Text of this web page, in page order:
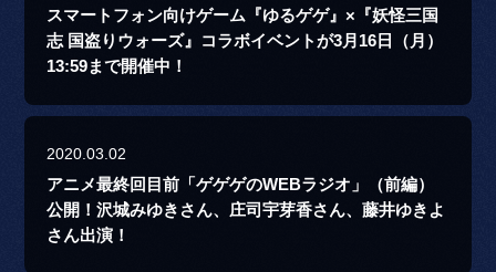
スマートフォン向けゲーム『ゆるゲゲ』×『妖怪三国
志 国盗りウォーズ』コラボイベントが3月16日（月）
13:59まで開催中！
2020.03.02
アニメ最終回目前「ゲゲゲのWEBラジオ」（前編）
公開！沢城みゆきさん、庄司宇芽香さん、藤井ゆきよ
さん出演！